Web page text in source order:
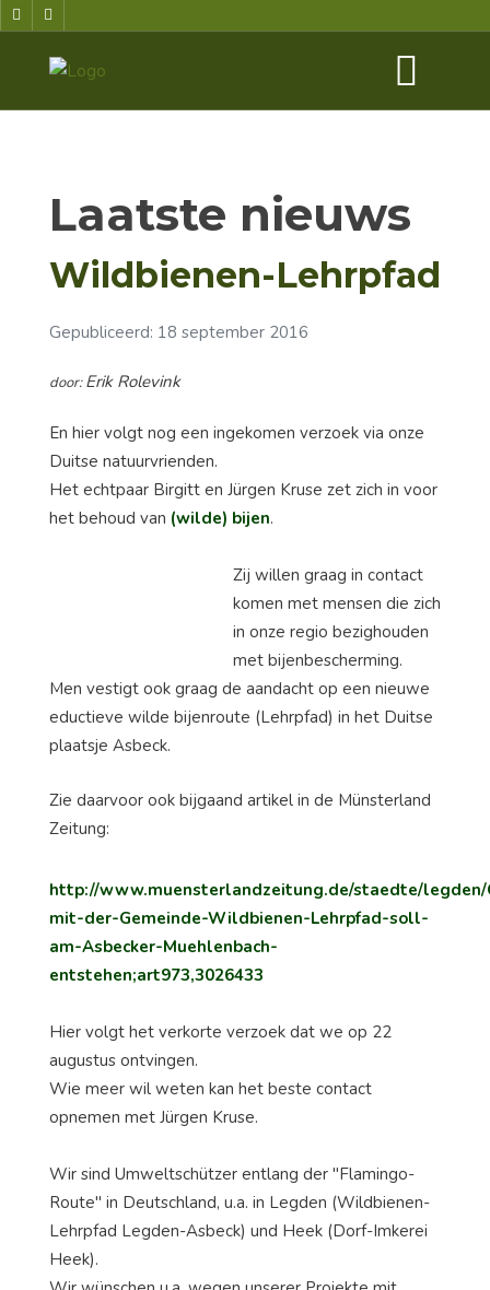
Laatste nieuws
Wildbienen-Lehrpfad
Gepubliceerd: 18 september 2016
door:Erik Rolevink
En hier volgt nog een ingekomen verzoek via onze
Duitse natuurvrienden.
Het echtpaar Birgitt en Jürgen Kruse zet zich in voor
het behoud van (wilde) bijen.
Zij willen graag in contact
komen met mensen die zich
in onze regio bezighouden
met bijenbescherming.
Men vestigt ook graag de aandacht op een nieuwe
eductieve wilde bijenroute (Lehrpfad) in het Duitse
plaatsje Asbeck.
Zie daarvoor ook bijgaand artikel in de Münsterland
Zeitung:
http://www.muensterlandzeitung.de/staedte/legden/
mit-der-Gemeinde-Wildbienen-Lehrpfad-soll-
am-Asbecker-Muehlenbach-
entstehen;art973,3026433
Hier volgt het verkorte verzoek dat we op 22
augustus ontvingen.
Wie meer wil weten kan het beste contact
opnemen met Jürgen Kruse.
Wir sind Umweltschützer entlang der "Flamingo-
Route" in Deutschland, u.a. in Legden (Wildbienen-
Lehrpfad Legden-Asbeck) und Heek (Dorf-Imkerei
Heek).